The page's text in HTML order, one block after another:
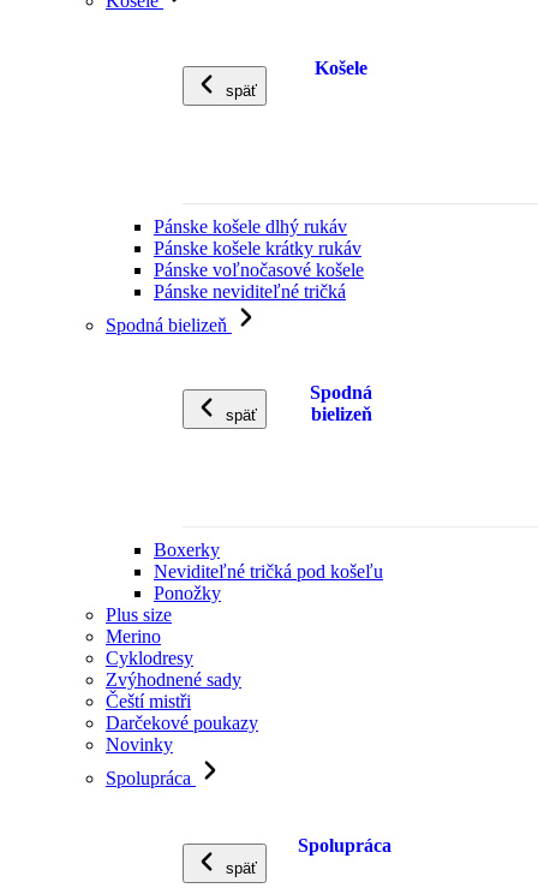
späť
Košele
Pánske košele dlhý rukáv
Pánske košele krátky rukáv
Pánske voľnočasové košele
Pánske neviditeľné tričká
Spodná bielizeň
späť
Spodná
bielizeň
Boxerky
Neviditeľné tričká pod košeľu
Ponožky
Plus size
Merino
Cyklodresy
Zvýhodnené sady
Čeští mistři
Darčekové poukazy
Novinky
Spolupráca
späť
Spolupráca